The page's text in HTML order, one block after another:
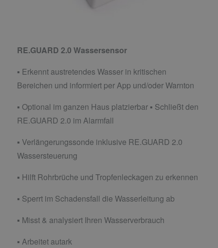
RE.GUARD 2.0 Wassersensor
▪ Erkennt austretendes Wasser in kritischen
Bereichen und informiert per App und/oder Warnton
▪ Optional im ganzen Haus platzierbar ▪ Schließt den
RE.GUARD 2.0 im Alarmfall
▪ Verlängerungssonde inklusive RE.GUARD 2.0
Wassersteuerung
▪ Hilft Rohrbrüche und Tropfenleckagen zu erkennen
▪ Sperrt im Schadensfall die Wasserleitung ab
▪ Misst & analysiert Ihren Wasserverbrauch
▪ Arbeitet autark